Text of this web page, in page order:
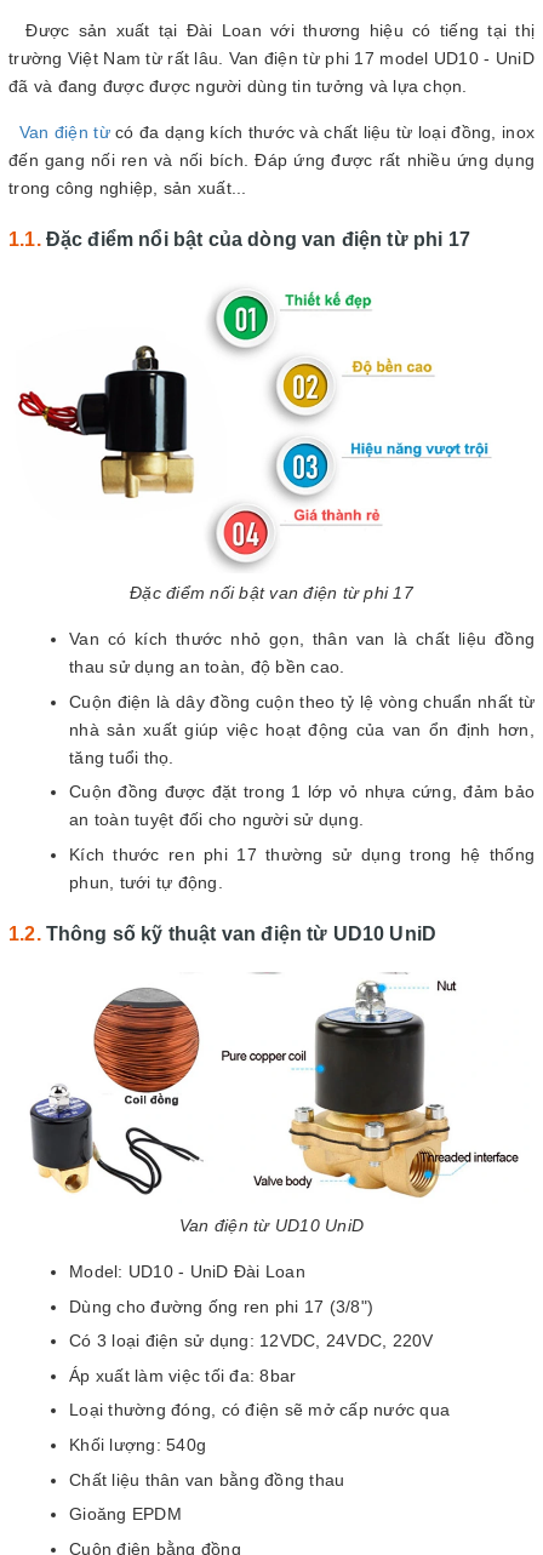
Được sản xuất tại Đài Loan với thương hiệu có tiếng tại thị
trường Việt Nam từ rất lâu. Van điện từ phi 17 model UD10 - UniD
đã và đang được được người dùng tin tưởng và lựa chọn.
Van điện từcó đa dạng kích thước và chất liệu từ loại đồng, inox
đến gang nối ren và nối bích. Đáp ứng được rất nhiều ứng dụng
trong công nghiệp, sản xuất...
Đặc điểm nổi bật của dòng van điện từ phi 17
Đặc điểm nối bật van điện từ phi 17
Van có kích thước nhỏ gọn, thân van là chất liệu đồng
thau sử dụng an toàn, độ bền cao.
Cuộn điện là dây đồng cuộn theo tỷ lệ vòng chuẩn nhất từ
nhà sản xuất giúp việc hoạt động của van ổn định hơn,
tăng tuổi thọ.
Cuộn đồng được đặt trong 1 lớp vỏ nhựa cứng, đảm bảo
an toàn tuyệt đối cho người sử dụng.
Kích thước ren phi 17 thường sử dụng trong hệ thống
phun, tưới tự động.
Thông số kỹ thuật van điện từ UD10 UniD
Van điện từ UD10 UniD
Model: UD10 - UniD Đài Loan
Dùng cho đường ống ren phi 17 (3/8")
Có 3 loại điện sử dụng: 12VDC, 24VDC, 220V
Áp xuất làm việc tối đa: 8bar
Loại thường đóng, có điện sẽ mở cấp nước qua
Khối lượng: 540g
Chất liệu thân van bằng đồng thau
Gioăng EPDM
Cuộn điện bằng đồng